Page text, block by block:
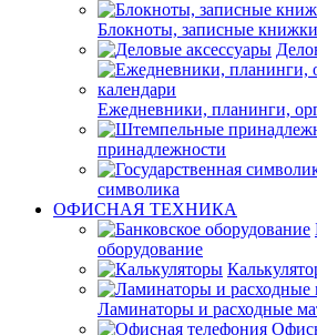
Блокноты, записные
Ежедневники, планинги,
принадлежности
символика
ОФИСНАЯ ТЕХНИКА
оборудование
Ламинаторы и расходные